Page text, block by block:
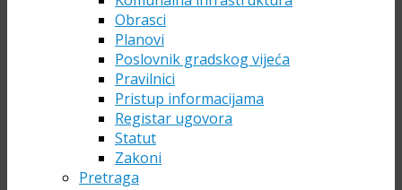
Obrasci
Planovi
Poslovnik gradskog vijeća
Pravilnici
Pristup informacijama
Registar ugovora
Statut
Zakoni
Pretraga